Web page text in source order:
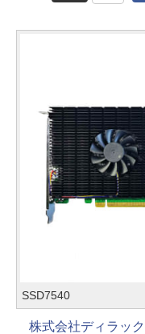
SSD7540
株式会社ディラック